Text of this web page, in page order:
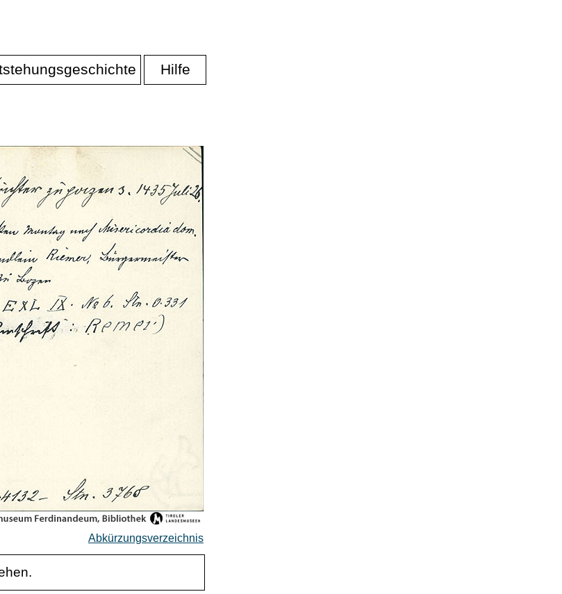
Hilfe
Abkürzungsverzeichnis